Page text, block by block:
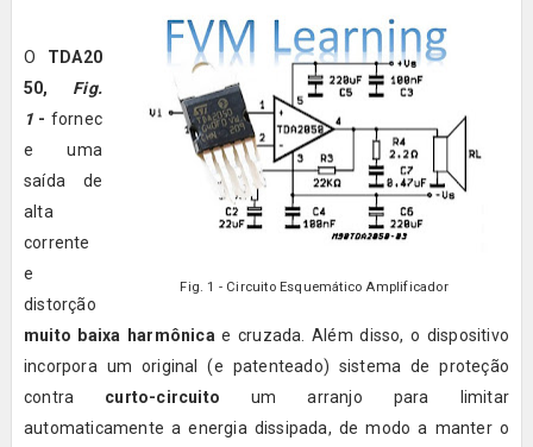
Fig. 1 - Circuito Esquemático Amplificador
O TDA20
50, Fig.
1 - fornec
e uma
saída de
alta
corrente
e
distorção
muito baixa harmônicae cruzada. Além disso, o dispositivo
incorpora um original (e patenteado) sistema de proteção
contra curto-circuito um arranjo para limitar
automaticamente a energia dissipada, de modo a manter o